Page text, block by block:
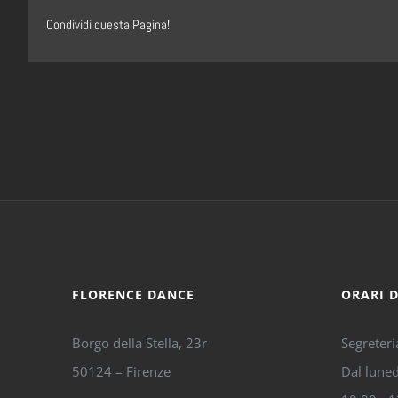
Condividi questa Pagina!
FLORENCE DANCE
Borgo della Stella, 23r
50124 – Firenze
ORARI
Dal